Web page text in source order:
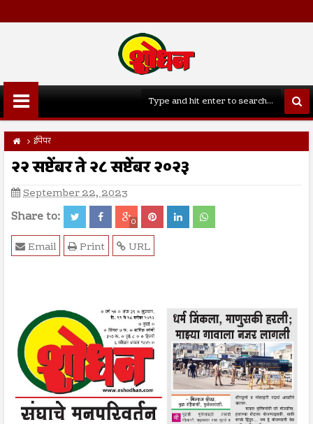
ईपेपर
२२ सप्टेंबर ते २८ सप्टेंबर २०२३
September 22, 2023
Share to: 0
URL
Print
Email